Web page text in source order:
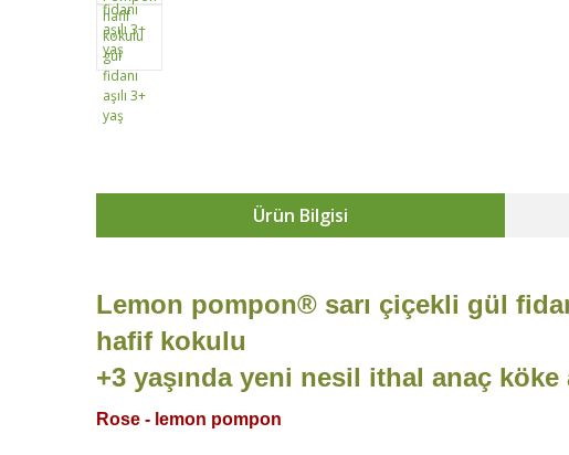
Ürün Bilgisi
Lemon pompon® sarı çiçekli gül
hafif kokulu
+3 yaşında yeni nesil ithal anaç
Rose - lemon pompon